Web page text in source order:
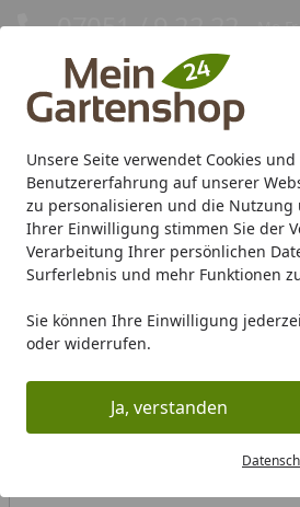
Unsere Seite verwendet Cookies
Benutzererfahrung auf unserer
zu personalisieren und die
Ihrer Einwilligung stimmen Sie der
Verarbeitung Ihrer persönlichen
Surferlebnis und mehr Funktionen
Sie können Ihre Einwilligung
oder widerrufen.
Ja, verstanden
Eigene Montage-
07051 / 9 22 22 Mo-
Gartenhaus Gerätehaus
Marken Sale %
Dein
Skan Holz Seitenwände aus